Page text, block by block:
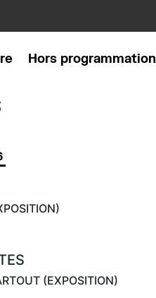
Hors programmation
(EXPOSITION)